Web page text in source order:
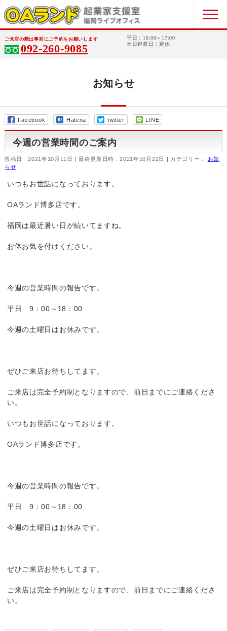
ご来店の際は事前にご予約をお願いします
092-260-9085
平日：10:00～17:00
土日祝祭日：定休
お知らせ
Facebook Hatena twitter LINE
今週の営業時間のご案内
投稿日 : 2021年10月11日 最終更新日時 : 2021年10月22日 カテゴリー :
お知
らせ
いつもお世話になっております。
OAランド博多店です。
福岡は最近暑い日が続いてますね。
お体お気を付けください。
今週の営業時間の報告です。
平日 9：00～18：00
今週の土曜日はお休みです。
ぜひご来店お待ちしてます。
ご来店は完全予約制となりますので、前日までにご連絡くださ
い。
いつもお世話になっております。
OAランド博多店です。
今週の営業時間の報告です。
平日 9：00～18：00
今週の土曜日はお休みです。
ぜひご来店お待ちしてます。
ご来店は完全予約制となりますので、前日までにご連絡くださ
い。